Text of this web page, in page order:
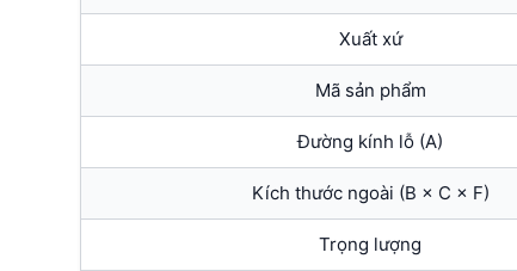
Xuất xứ
Mã sản phẩm
Đường kính lỗ (A)
Kích thước ngoài (B × C × F)
Trọng lượng